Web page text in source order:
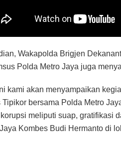
Wakapolda Brigjen
Polda Metro Jaya juga
kami akan menyampaikan
Tipikor bersama Polda Metro
meliputi suap, gratifikasi
Kombes Budi Hermanto di